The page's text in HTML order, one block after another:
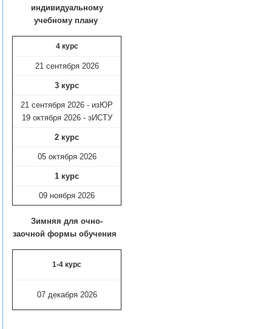
индивидуальному
учебному плану​
4 курс
21 сентября 2026
3 курс
21 сентября 2026 - изЮР
19 октября 2026 - зИСТУ
2 курс
05 октября 2026
1 курс
09 ноября 2026
Зимняя для очно-
заочной формы обучения
1-4 курс
07 декабря 2026